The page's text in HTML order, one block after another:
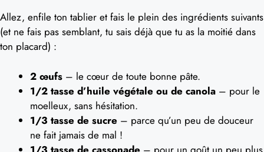
Allez, enfile ton tablier et fais le plein des ingrédients suivants
(et ne fais pas semblant, tu sais déjà que tu as la moitié dans
ton placard) :
2 œufs – le cœur de toute bonne pâte.
1/2 tasse d’huile végétale ou de canola – pour le
moelleux, sans hésitation.
1/3 tasse de sucre – parce qu’un peu de douceur
ne fait jamais de mal !